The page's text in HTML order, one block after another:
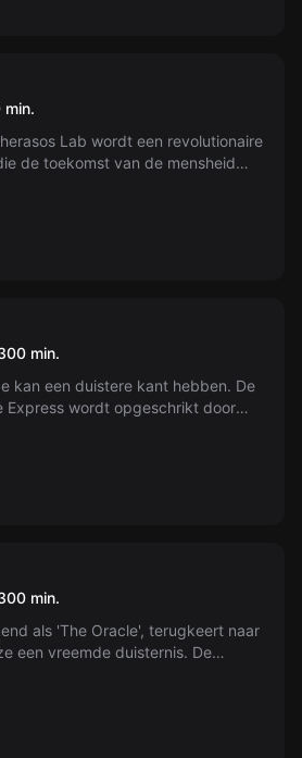
min.
Lab wordt een revolutionaire
de toekomst van de mensheid
veilig te stellen voordat het te
Express
min.
kan een duistere kant hebben. De
Express wordt opgeschrikt door
om het raadsel op te
min.
als 'The Oracle', terugkeert naar
een vreemde duisternis. De
van excentrieke artiesten en